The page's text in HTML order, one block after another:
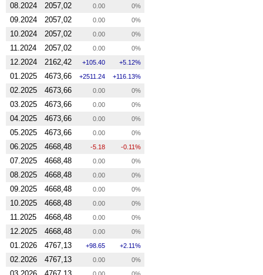
08.2024 2057,02 0.00 0%
09.2024 2057,02 0.00 0%
10.2024 2057,02 0.00 0%
11.2024 2057,02 0.00 0%
12.2024 2162,42 105.40 5.12%
01.2025 4673,66 2511.24 116.13%
02.2025 4673,66 0.00 0%
03.2025 4673,66 0.00 0%
04.2025 4673,66 0.00 0%
05.2025 4673,66 0.00 0%
06.2025 4668,48 -5.18 -0.11%
07.2025 4668,48 0.00 0%
08.2025 4668,48 0.00 0%
09.2025 4668,48 0.00 0%
10.2025 4668,48 0.00 0%
11.2025 4668,48 0.00 0%
12.2025 4668,48 0.00 0%
01.2026 4767,13 98.65 2.11%
02.2026 4767,13 0.00 0%
0.00 0%